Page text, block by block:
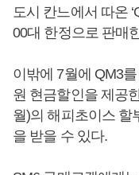
도시 칸느에서 따온
00대 한정으로 판매
이밖에 7월에 QM3
원 현금할인을 제공
월)의 해피초이스 할
을 받을 수 있다.